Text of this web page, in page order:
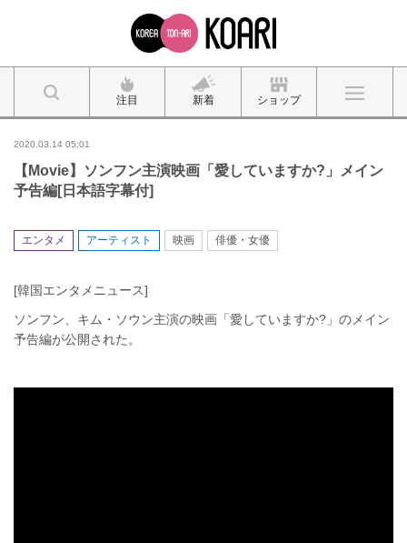
注目 新着 ショップ
2020.03.14 05:01
【Movie】ソンフン主演映画「愛していますか?」メイン
予告編[日本語字幕付]
エンタメ アーティスト 映画 俳優・女優
[韓国エンタメニュース]
ソンフン、キム・ソウン主演の映画「愛していますか?」のメイン
予告編が公開された。